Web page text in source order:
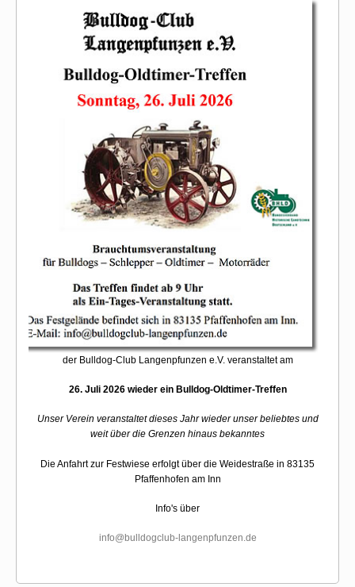
der Bulldog-Club Langenpfunzen e.V. veranstaltet am
26. Juli 2026 wieder ein Bulldog-Oldtimer-Treffen
Unser Verein veranstaltet dieses Jahr wieder unser beliebtes und
weit über die Grenzen hinaus bekanntes
Die Anfahrt zur Festwiese erfolgt über die Weidestraße in 83135
Pfaffenhofen am Inn
Info's über
info@bulldogclub-langenpfunzen.de